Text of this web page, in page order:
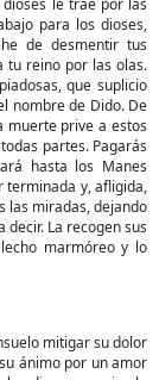
le trae por las
para los dioses,
de desmentir tus
tu reino por las olas.
que suplicio
nombre de Dido. De
muerte prive a estos
partes. Pagarás
hasta los Manes
terminada y, afligida,
las miradas, dejando
La recogen sus
marmóreo y lo
mitigar su dolor
ánimo por un amor